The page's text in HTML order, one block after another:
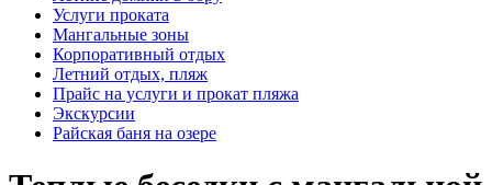
Услуги проката
Мангальные зоны
Корпоративный отдых
Летний отдых, пляж
Прайс на услуги и прокат пляжа
Экскурсии
Райская баня на озере